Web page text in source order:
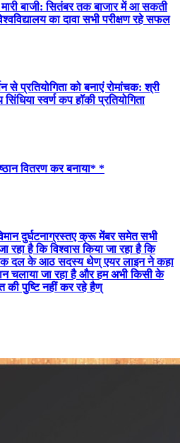
बाजी: सितंबर तक बाजार में आ सकती
का दावा सभी परीक्षण रहे सफल
से प्रतियोगिता को बनाएं रोमांचक: श्री
स्वर्ण कप हॉकी प्रतियोगिता
वितरण कर बनाया* *
दुर्घटनाग्रस्तए क्रू मेंबर समेत सभी
रहा है कि विश्वास किया जा रहा है कि
दल के आठ सदस्य थेण् एयर लाइन ने कहा
चलाया जा रहा है और हम अभी किसी के
की पुष्टि नहीं कर रहे हैण्